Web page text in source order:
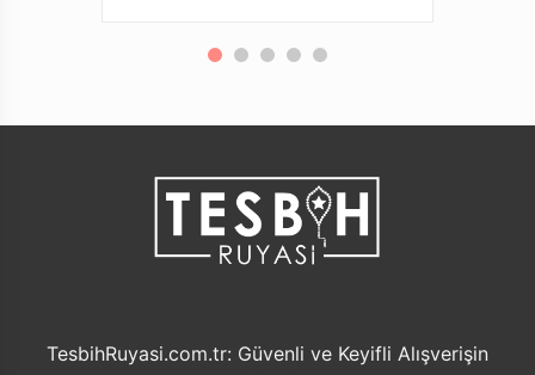
TesbihRuyasi.com.tr: Güvenli ve Keyifli Alışverişin